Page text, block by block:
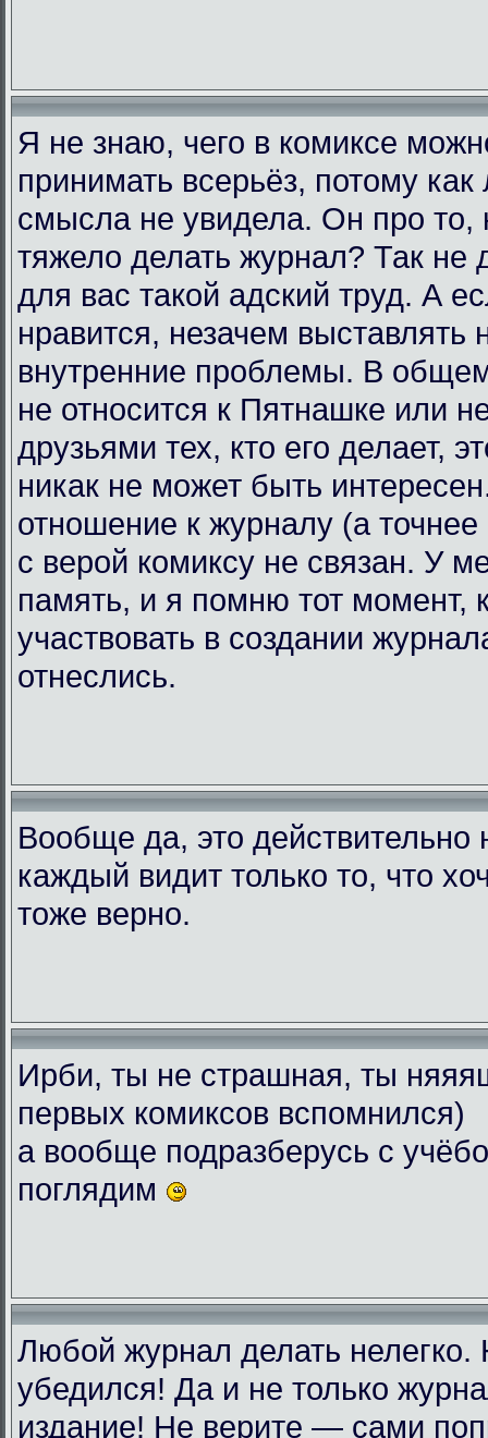
Я не знаю, чего в комиксе
принимать всерьёз, потому
смысла не увидела. Он про то,
тяжело делать журнал? Так не
для вас такой адский труд. А
нравится, незачем выставлять
внутренние проблемы. В
не относится к Пятнашке или
друзьями тех, кто его делает,
никак не может быть
отношение к журналу (а точнее
с верой комиксу не связан. У
память, и я помню тот момент,
участвовать в создании
отнеслись.
Вообще да, это действительно
каждый видит только то, что
тоже верно.
Ирби, ты не страшная, ты
первых комиксов вспомнился)
а вообще подразберусь с
поглядим
Любой журнал делать
убедился! Да и не только
издание! Не верите — сами